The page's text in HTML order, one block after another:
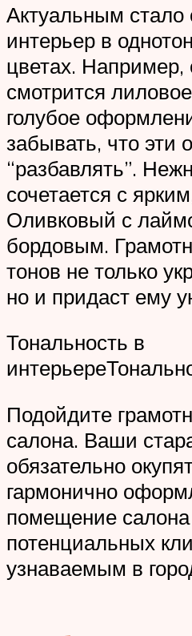
Актуальным
интерьер в
цветах. Например,
смотрится
голубое
забывать, что эти
“разбавлять”.
сочетается с
Оливковый с
бордовым.
тонов не только
но и придаст ему
Тональность в
Подойдите
салона. Ваши
обязательно
гармонично
помещение
потенциальных
узнаваемым в